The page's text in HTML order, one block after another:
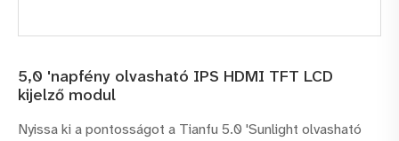
5,0 'napfény olvasható IPS HDMI TFT LCD
kijelző modul
Nyissa ki a pontosságot a Tianfu 5.0 'Sunlight olvasható